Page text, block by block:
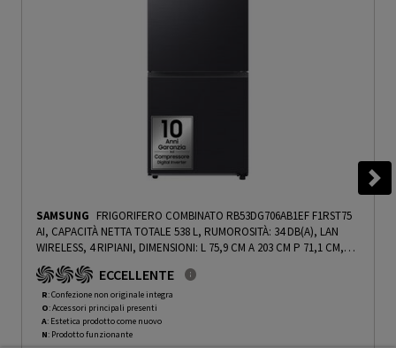
SAMSUNG FRIGORIFERO COMBINATO RB53DG706AB1EF F1RST75
AI, CAPACITÀ NETTA TOTALE 538 L, RUMOROSITÀ: 34 DB(A), LAN
WIRELESS, 4 RIPIANI, DIMENSIONI: L 75,9 CM A 203 CM P 71,1 CM,
ANTRACITE, CLASSE A - PRMG GRADING ROAN - 4.99%
GRADING ROAN - 4.99%
ECCELLENTE
R: Confezione non originale integra
O: Accessori principali presenti
A: Estetica prodotto come nuovo
N: Prodotto funzionante